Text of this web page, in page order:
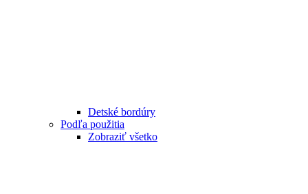
Detské bordúry
Podľa použitia
Zobraziť všetko